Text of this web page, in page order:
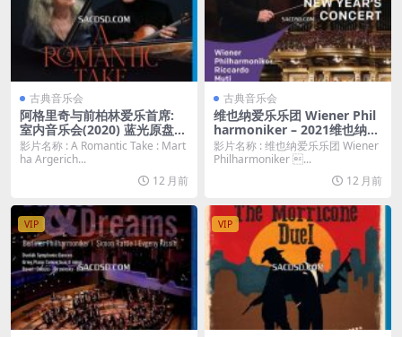
古典音乐会
阿格里奇与前柏林爱乐首席:
室内音乐会(2020) 蓝光原盘
[BDMV 26.2G]
影片名称 : A Romantic Take : Mart
ha Argerich...
12 月前
古典音乐会
维也纳爱乐乐团 Wiener Phil
harmoniker – 2021维也纳新
年音乐会 New Year´ s Conce
rt 2021 / Neujahrskonzert
(2021) 蓝光原盘 [BDMV 36.0
影片名称 : 维也纳爱乐乐团 Wiener
Philharmoniker ...
12 月前
VIP VIP